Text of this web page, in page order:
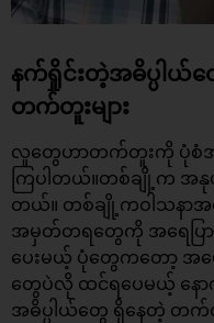
နက်ရှိုင်းတဲ့အဓိပ္ပါယ်
တက်တူးများ
လူတွေဟာတက်တူးကို ပုံစံအမ
ကြပါတယ်။တစ်ချို့က အ
တယ်။ တစ်ချို့ကဝါသနာ
အမှတ်တရတွေကို အရေပြား
ပေးမယ့် ပုံတွေကတော့ အ
တွေပဲလို ထင်ရပေမယ့် န
အဓိပ္ပါယ်တွေ ရှိနေတဲ့ တက်